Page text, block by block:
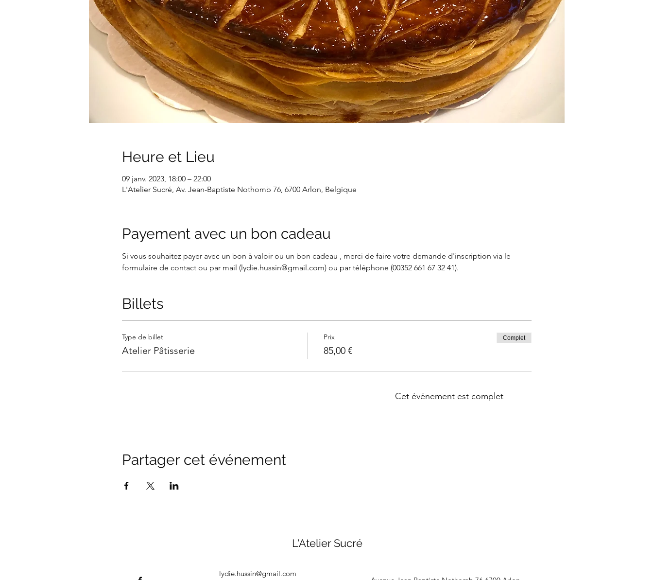
Heure et Lieu
09 janv. 2023, 18:00 – 22:00
L'Atelier Sucré, Av. Jean-Baptiste Nothomb 76, 6700 Arlon, Belgique
Payement avec un bon cadeau
Si vous souhaitez payer avec un bon à valoir ou un bon cadeau , merci de faire votre demande d'inscription via le
formulaire de contact ou par mail (lydie.hussin@gmail.com) ou par téléphone (00352 661 67 32 41).
Billets
Type de billet
Atelier Pâtisserie
Prix
85,00 €
Complet
Cet événement est complet
Partager cet événement
L'Atelier Sucré
lydie.hussin@gmail.com